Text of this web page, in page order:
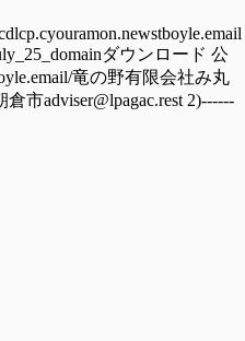
ダウンロード 公
竜の野有限会社み丸
市adviser@lpagac.rest 2)------